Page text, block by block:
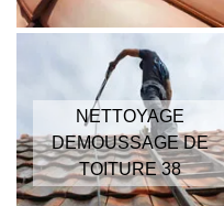
NETTOYAGE
DEMOUSSAGE DE
TOITURE 38